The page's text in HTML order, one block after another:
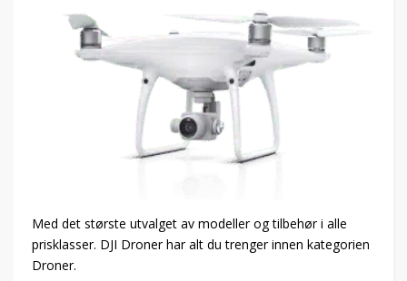
Med det største utvalget av modeller og tilbehør i alle
prisklasser. DJI Droner har alt du trenger innen kategorien
Droner.